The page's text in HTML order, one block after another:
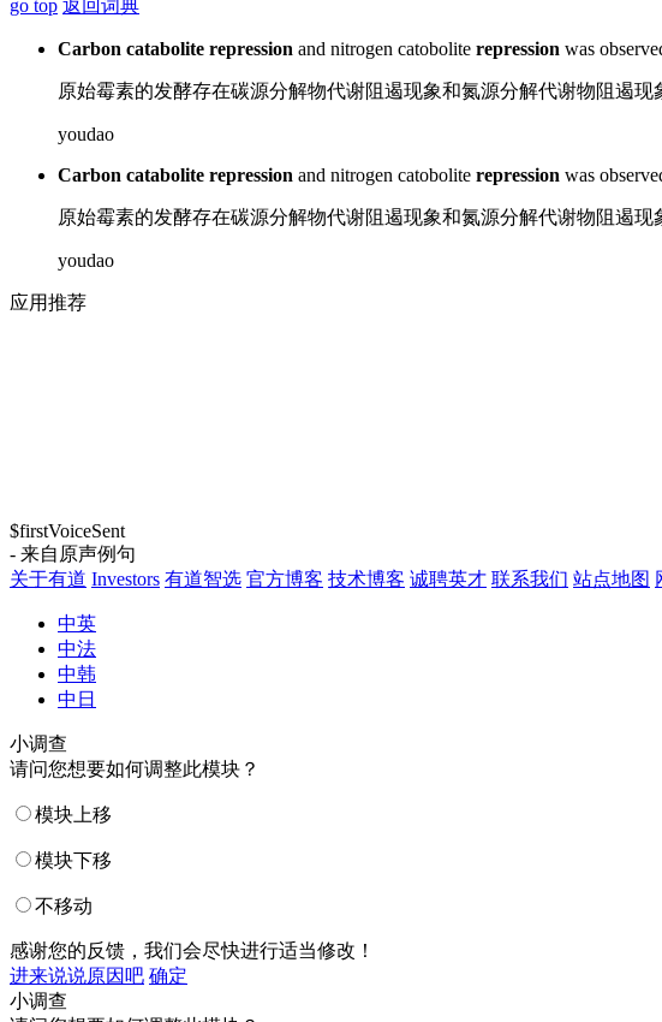
go top 返回词典
Carbon catabolite repression and nitrogen catobolite repression was
原始霉素的发酵存在碳源分解物代谢阻遏现象和氮源分解代谢物阻遏现
youdao
Carbon catabolite repression and nitrogen catobolite repression was
原始霉素的发酵存在碳源分解物代谢阻遏现象和氮源分解代谢物阻遏现
youdao
应用推荐
$firstVoiceSent
- 来自原声例句
关于有道 Investors 有道智选 官方博客 技术博客 诚聘英才 联系我们 站点地图
中英
中法
中韩
中日
小调查
请问您想要如何调整此模块？
模块上移
模块下移
不移动
感谢您的反馈，我们会尽快进行适当修改！
进来说说原因吧 确定
小调查